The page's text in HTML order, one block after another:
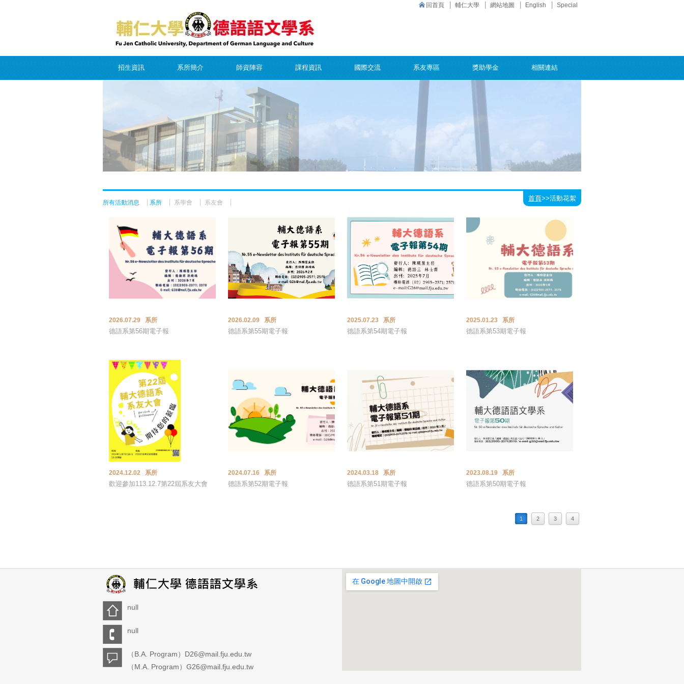
回首頁 輔仁大學 網站地圖 English Special
招生資訊 系所簡介 師資陣容 課程資訊 國際交流 系友專區 獎助學金 相關連結
首頁>>活動花絮
所有活動消息 系所 系學會 系友會
2026.07.29 系所
德語系第56期電子報
2026.02.09 系所
德語系第55期電子報
2025.07.23 系所
德語系第54期電子報
2025.01.23 系所
德語系第53期電子報
2024.12.02 系所
歡迎參加113.12.7第22屆系友大會
2024.07.16 系所
德語系第52期電子報
2024.03.18 系所
德語系第51期電子報
2023.08.19 系所
德語系第50期電子報
1 2 3 4
null
null
（B.A. Program）D26@mail.fju.edu.tw
（M.A. Program）G26@mail.fju.edu.tw